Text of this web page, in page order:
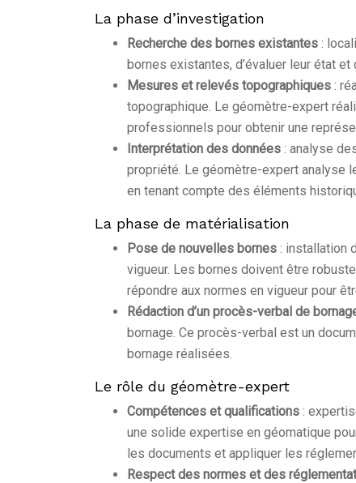
La phase d’investigation
Recherche des bornes existantes :
bornes existantes, d’évaluer leur état
Mesures et relevés topographiques :
topographique. Le géomètre-expert
professionnels pour obtenir une
Interprétation des données : analyse
propriété. Le géomètre-expert analyse
en tenant compte des éléments
La phase de matérialisation
Pose de nouvelles bornes : installation
vigueur. Les bornes doivent être
répondre aux normes en vigueur pour
Rédaction d’un procès-verbal de
bornage. Ce procès-verbal est un
bornage réalisées.
Le rôle du géomètre-expert
Compétences et qualifications :
une solide expertise en géomatique
les documents et appliquer les
Respect des normes et des